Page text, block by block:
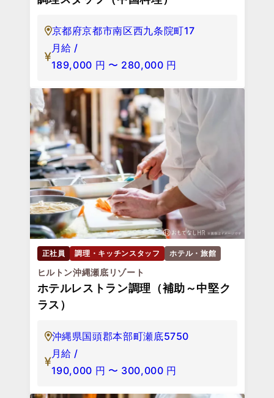
京都府京都市南区西九条院町17
月給 /
189,000 円 〜 280,000 円
正社員 調理・キッチンスタッフ ホテル・旅館
ヒルトン沖縄瀬底リゾート
ホテルレストラン調理（補助～中堅ク
ラス）
沖縄県国頭郡本部町瀬底5750
月給 /
190,000 円 〜 300,000 円